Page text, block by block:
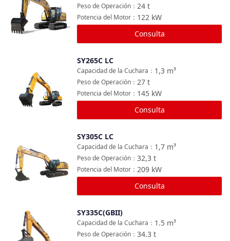
24 t
Peso de Operación ：
122 kW
Potencia del Motor ：
Consulta
SY265C LC
1,3 m³
Capacidad de la Cuchara ：
27 t
Peso de Operación ：
145 kW
Potencia del Motor ：
Consulta
SY305C LC
1,7 m³
Capacidad de la Cuchara ：
32,3 t
Peso de Operación ：
209 kW
Potencia del Motor ：
Consulta
Comparar
SY335C(GBII)
1.5 m³
Capacidad de la Cuchara ：
34.3 t
Peso de Operación ：